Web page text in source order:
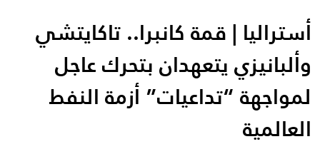
أستراليا | قمة كانبرا.. تاكايتشي
وألبانيزي يتعهدان بتحرك عاجل
لمواجهة “تداعيات” أزمة النفط
العالمية